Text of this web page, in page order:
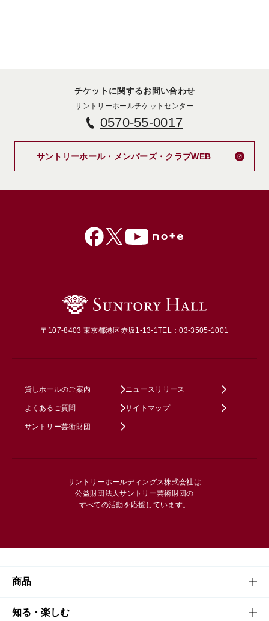
チケットに関するお問い合わせ
サントリーホールチケットセンター
0570-55-0017
サントリーホール・メンバーズ・クラブWEB
〒107-8403 東京都港区赤坂1-13-1TEL：03-3505-1001
貸しホールのご案内 ニュースリリース
よくあるご質問 サイトマップ
サントリー芸術財団
サントリーホールディングス株式会社は
公益財団法人サントリー芸術財団の
すべての活動を応援しています。
商品
商品TOP
知る・楽しむ